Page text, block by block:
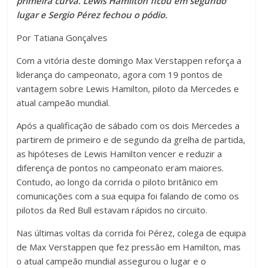
lugar e Sergio Pérez fechou o pódio.
Por Tatiana Gonçalves
Com a vitória deste domingo Max Verstappen reforça a
liderança do campeonato, agora com 19 pontos de
vantagem sobre Lewis Hamilton, piloto da Mercedes e
atual campeão mundial.
Após a qualificação de sábado com os dois Mercedes a
partirem de primeiro e de segundo da grelha de partida,
as hipóteses de Lewis Hamilton vencer e reduzir a
diferença de pontos no campeonato eram maiores.
Contudo, ao longo da corrida o piloto britânico em
comunicações com a sua equipa foi falando de como os
pilotos da Red Bull estavam rápidos no circuito.
Nas últimas voltas da corrida foi Pérez, colega de equipa
de Max Verstappen que fez pressão em Hamilton, mas
o atual campeão mundial assegurou o lugar e o